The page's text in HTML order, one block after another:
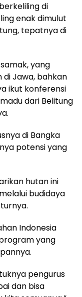
di
enak dimulut
tepatnya di
yang
Jawa, bahkan
ikut konferensi
dari Belitung
di Bangka
potensi yang
hutan ini
budidaya
Indonesia
yang
pengurus
dan bisa